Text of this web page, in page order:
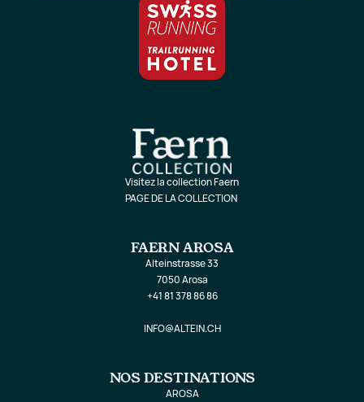
Visitez la collection Faern
PAGE DE LA COLLECTION
FAERN AROSA
Alteinstrasse 33
7050 Arosa
+41 81 378 86 86
INFO@ALTEIN.CH
NOS DESTINATIONS
AROSA